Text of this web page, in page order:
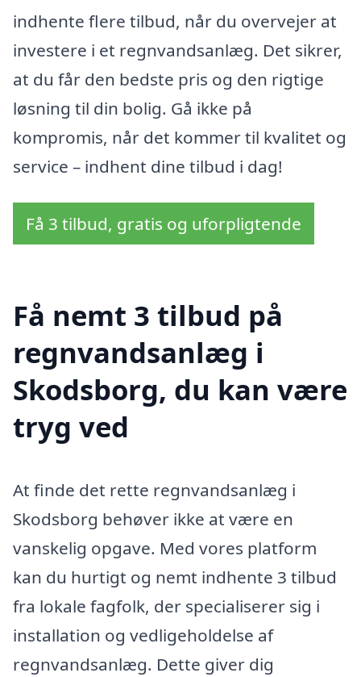
indhente flere tilbud, når du overvejer at
investere i et regnvandsanlæg. Det sikrer,
at du får den bedste pris og den rigtige
løsning til din bolig. Gå ikke på
kompromis, når det kommer til kvalitet og
service – indhent dine tilbud i dag!
Få 3 tilbud, gratis og uforpligtende
Få nemt 3 tilbud på
regnvandsanlæg i
Skodsborg, du kan være
tryg ved
At finde det rette regnvandsanlæg i
Skodsborg behøver ikke at være en
vanskelig opgave. Med vores platform
kan du hurtigt og nemt indhente 3 tilbud
fra lokale fagfolk, der specialiserer sig i
installation og vedligeholdelse af
regnvandsanlæg. Dette giver dig